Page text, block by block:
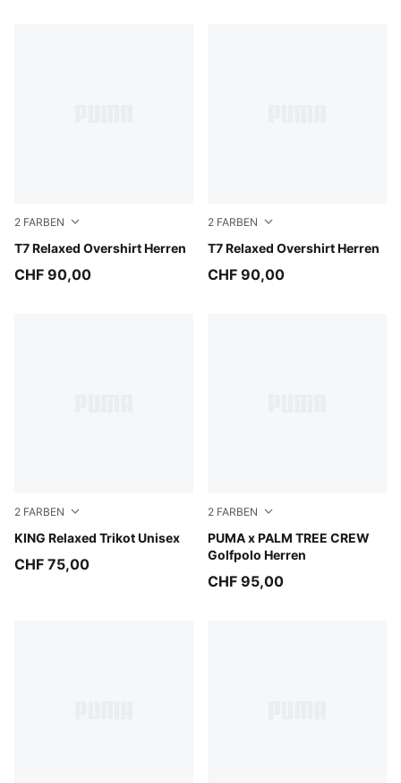
2 FARBEN
T7 Relaxed Overshirt Herren
Mouse Gray
CHF 90,00
2 FARBEN
T7 Relaxed Overshirt Herren
Puma Black
CHF 90,00
2 FARBEN
KING Relaxed Trikot Unisex
Earthy Green
CHF 75,00
2 FARBEN
PUMA x PALM TREE CREW
Golfpolo Herren
Warm White
CHF 95,00